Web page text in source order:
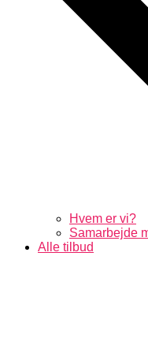
Hvem er vi?
Samarbejde
Alle tilbud